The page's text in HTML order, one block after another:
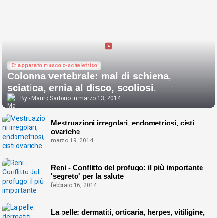
C: apparato muscolo-scheletrico
Colonna vertebrale: mal di schiena,
sciatica, ernia al disco, scoliosi.
Mauro Sartorio marzo 13, 2014
Mestruazioni irregolari, endometriosi, cisti
ovariche
marzo 19, 2014
Reni - Conflitto del profugo: il più importante
'segreto' per la salute
febbraio 16, 2014
La pelle: dermatiti, orticaria, herpes, vitiligine,